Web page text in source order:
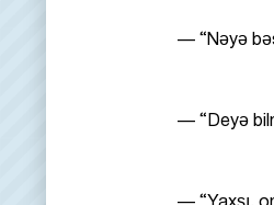
— “Nəyə
— “Deyə